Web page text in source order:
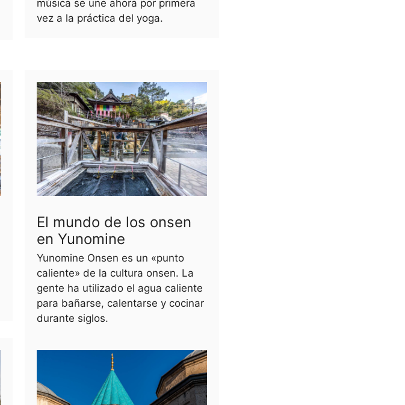
música se une ahora por primera
vez a la práctica del yoga.
El mundo de los onsen
en Yunomine
Yunomine Onsen es un «punto
caliente» de la cultura onsen. La
gente ha utilizado el agua caliente
para bañarse, calentarse y cocinar
durante siglos.